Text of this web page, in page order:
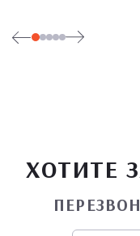
ХОТИТЕ